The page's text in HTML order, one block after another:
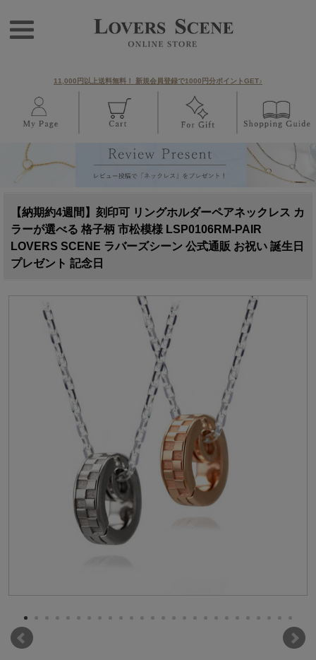
11,000円以上送料無料！ 新規会員登録で1000円分ポイントGET♪
【納期約4週間】刻印可 リングホルダーペアネックレス カ
ラーが選べる 格子柄 市松模様 LSP0106RM-PAIR
LOVERS SCENE ラバーズシーン 公式通販 お祝い 誕生日
プレゼント 記念日